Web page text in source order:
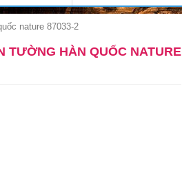
nature 87033-2
TƯỜNG HÀN QUỐC NATURE